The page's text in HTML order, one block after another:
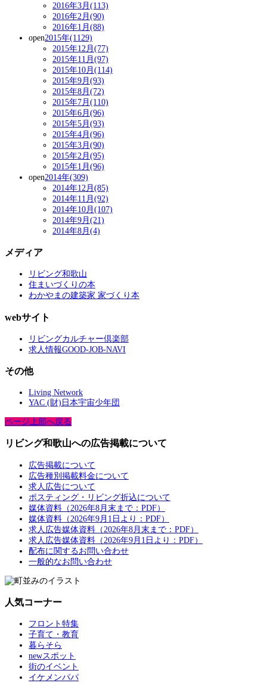
2016年3月(113)
2016年2月(90)
2016年1月(88)
open2015年(1129)
2015年12月(77)
2015年11月(97)
2015年10月(114)
2015年9月(93)
2015年8月(72)
2015年7月(110)
2015年6月(96)
2015年5月(93)
2015年4月(96)
2015年3月(90)
2015年2月(95)
2015年1月(96)
open2014年(309)
2014年12月(85)
2014年11月(92)
2014年10月(107)
2014年9月(21)
2014年8月(4)
メディア
リビング和歌山
住まいづくりの本
わかやまの建築家 家づくり本
webサイト
リビングカルチャー倶楽部
求人情報GOOD-JOB-NAVI
その他
Living Network
YAC (財)日本宇宙少年団
ページ上部へ戻る
リビング和歌山への広告掲載について
広告掲載について
広告種別掲載料金について
求人広告について
ポスティング・リビング折込について
媒体資料（2026年8月末まで：PDF）
媒体資料（2026年9月1日より：PDF）
求人広告媒体資料（2026年8月末まで：PDF）
求人広告媒体資料（2026年9月1日より：PDF）
配布に関するお問い合わせ
一般的なお問い合わせ
人気コーナー
フロント特集
子育て・教育
暮らそら
newスポット
街のイベント
イケメンパパ